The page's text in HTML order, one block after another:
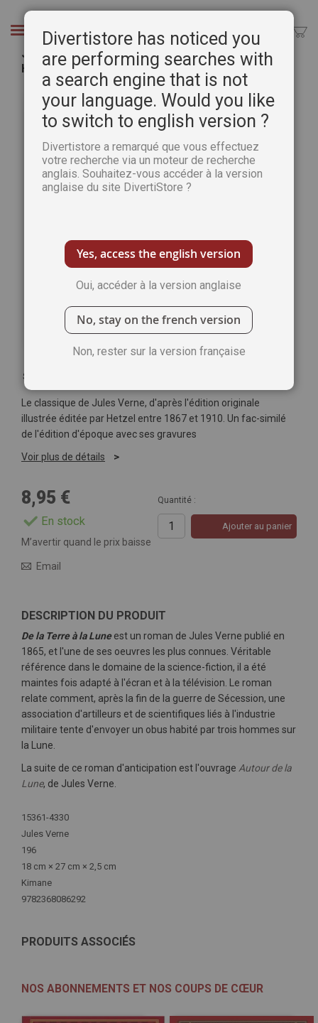
Chercher
Jules Verne - De la Terre à la Lune (collection
Hetzel)
galerie
d’images
Soyez le premier à commenter ce produit
Le classique de Jules Verne, d'après l'édition originale
illustrée éditée par Hetzel entre 1867 et 1910. Un fac-similé
de l'édition d'époque avec ses gravures
Voir plus de détails
8,95 €
En stock
Quantité :
Ajouter au panier
M’avertir quand le prix baisse
Email
DESCRIPTION DU PRODUIT
De la Terre à la Luneest un roman de Jules Verne publié en
1865, et l'une de ses oeuvres les plus connues. Véritable
référence dans le domaine de la science-fiction, il a été
maintes fois adapté à l'écran et à la télévision. Le roman
relate comment, après la fin de la guerre de Sécession, une
association d'artilleurs et de scientifiques liés à l'industrie
militaire tente d'envoyer un obus habité par trois hommes sur
la Lune.
La suite de ce roman d'anticipation est l'ouvrage Autour de la
Lune, de Jules Verne.
Plus
d'infos
15361-4330
Jules Verne
196
18 cm × 27 cm × 2,5 cm
Kimane
9782368086292
PRODUITS ASSOCIÉS
NOS ABONNEMENTS ET NOS COUPS DE CŒUR
Divertistore has noticed you
are performing searches with
a search engine that is not
your language. Would you like
to switch to english version ?
Divertistore a remarqué que vous effectuez
votre recherche via un moteur de recherche
anglais. Souhaitez-vous accéder à la version
anglaise du site DivertiStore ?
Yes, access the english version
Oui, accéder à la version anglaise
No, stay on the french version
Non, rester sur la version française